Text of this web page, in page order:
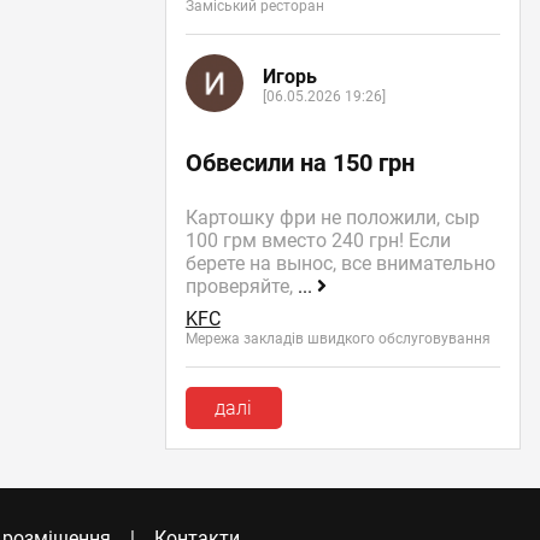
Заміський ресторан
Игорь
[06.05.2026 19:26]
Обвесили на 150 грн
Картошку фри не положили, сыр
100 грм вместо 240 грн! Если
берете на вынос, все внимательно
проверяйте, ...
KFC
Мережа закладів швидкого обслуговування
далі